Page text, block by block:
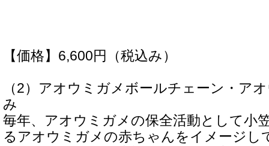
【価格】6,600円（税込み）
（2）アオウミガメボールチェーン・ア
み
毎年、アオウミガメの保全活動として小
るアオウミガメの赤ちゃんをイメージし